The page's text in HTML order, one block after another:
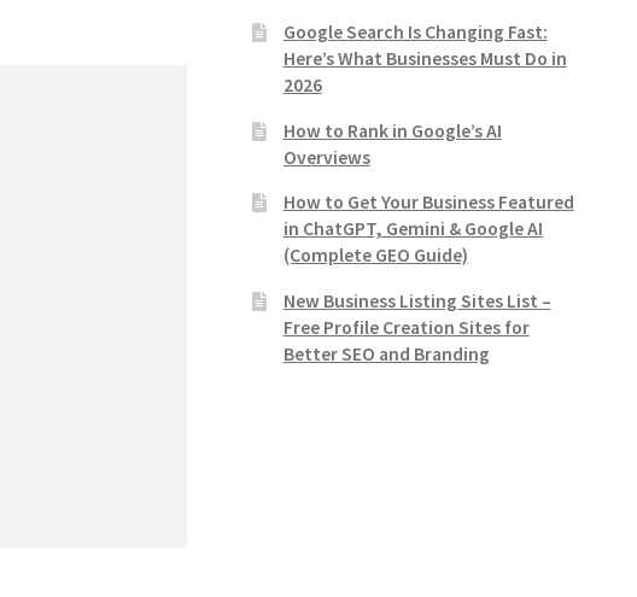
Google Search Is Changing Fast:
Here’s What Businesses Must Do in
2026
How to Rank in Google’s AI
Overviews
How to Get Your Business Featured
in ChatGPT, Gemini & Google AI
(Complete GEO Guide)
New Business Listing Sites List –
Free Profile Creation Sites for
Better SEO and Branding